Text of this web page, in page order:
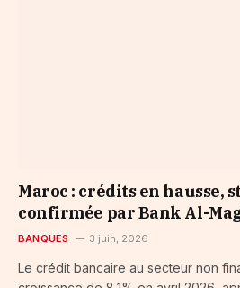
Maroc : crédits en hausse,
confirmée par Bank Al-
BANQUES 3 juin, 2026
Le crédit bancaire au secteur non